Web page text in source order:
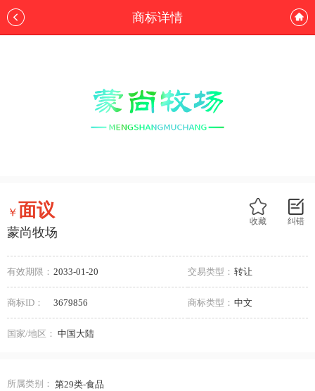
商标详情
纠错
收藏
￥面议
蒙尚牧场
有效期限： 2033-01-20 交易类型： 转让
商标ID： 3679856 商标类型： 中文
国家/地区： 中国大陆
所属类别： 第29类-食品